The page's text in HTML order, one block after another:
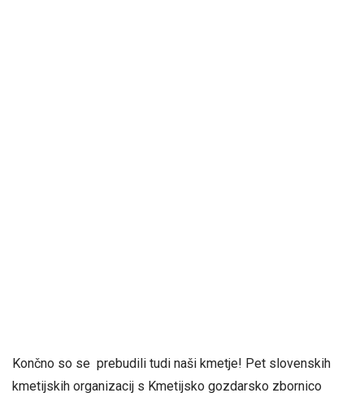
Končno so se prebudili tudi naši kmetje! Pet slovenskih
kmetijskih organizacij s Kmetijsko gozdarsko zbornico